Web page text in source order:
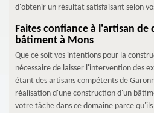
d'obtenir un résultat satisfaisant selon
Faites confiance à l'artisan
bâtiment à Mons
Que ce soit vos intentions pour la
nécessaire de laisser l'intervention des
étant des artisans compétents de
réalisation d'une construction d'un
votre tâche dans ce domaine parce